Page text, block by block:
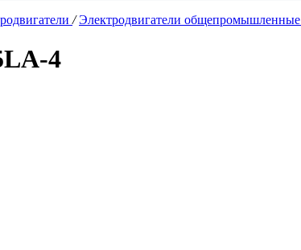
/ Электродвигатели общепромышленные
4